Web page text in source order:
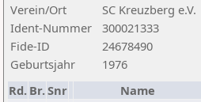
Verein/Ort
SC Kreuzberg e.V.
Ident-Nummer
300021333
Fide-ID
24678490
Geburtsjahr
1976
Rd. Br.Snr Name